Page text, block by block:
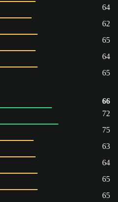
64
62
65
64
65
66
72
75
63
64
65
65